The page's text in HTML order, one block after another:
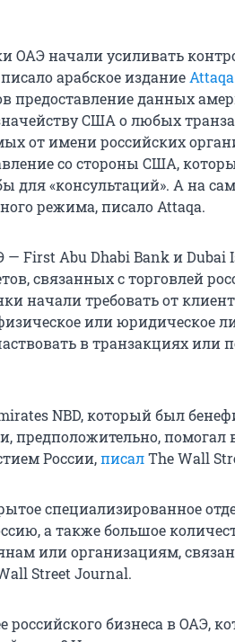
ОАЭ начали усиливать
арабское издание Attaqa
предоставление данных
США о любых
от имени российских
со стороны США,
для «консультаций». А на
режима, писало Attaqa.
First Abu Dhabi Bank и Dubai
связанных с торговлей
начали требовать от
или юридическое
в транзакциях или
NBD, который был
предположительно,
России,писалThe Wall
специализированное
а также большое
или организациям,
Street Journal.
бизнеса в ОАЭ,